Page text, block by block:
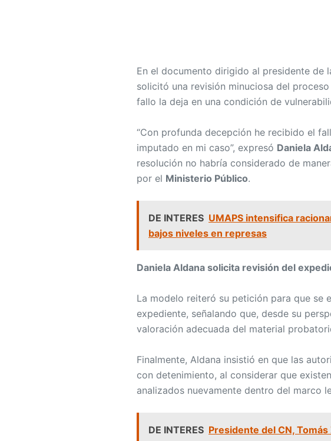
En el documento dirigido al presidente de
solicitó una revisión minuciosa del
fallo la deja en una condición de
“Con profunda decepción he recibido el
imputado en mi caso”, expresó Daniela
resolución no habría considerado de
por el Ministerio Público.
DE INTERES UMAPS intensifica
bajos niveles en represas
Daniela Aldana solicita revisión del
La modelo reiteró su petición para que se
expediente, señalando que, desde su
valoración adecuada del material
Finalmente, Aldana insistió en que las
con detenimiento, al considerar que
analizados nuevamente dentro del marco
DE INTERES Presidente del CN,